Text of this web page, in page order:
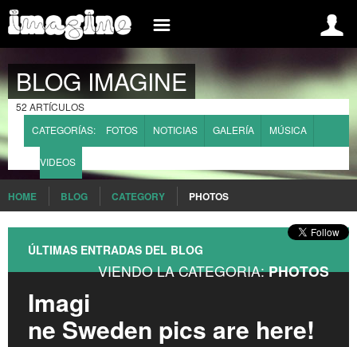
SPAIN
INTERNATIONAL
FRANCE
ROMANIA
INFORMACIÓN
CONCURSO IMAGINE SPAIN
BASES Y CONDICIONES DE PARTICIPACIÓN
PREGUNTAS FRECUENTES
CONTACTO
EVENTOS
MULTIMEDIA
INSCREVA-SE AGORA
REGISTRAR
INICIAR SESIÓN
BLOG IMAGINE
52 ARTÍCULOS
CATEGORÍAS:
FOTOS NOTICIAS GALERÍA MÚSICA
VIDEOS
HOME BLOG CATEGORY PHOTOS
ÚLTIMAS ENTRADAS DEL BLOG
VIENDO LA CATEGORIA:PHOTOS
Imagi
ne Sweden pics are here!